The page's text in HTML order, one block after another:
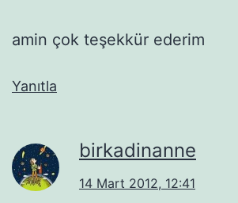
amin çok teşekkür ederim
Yanıtla
birkadinanne
14 Mart 2012, 12:41